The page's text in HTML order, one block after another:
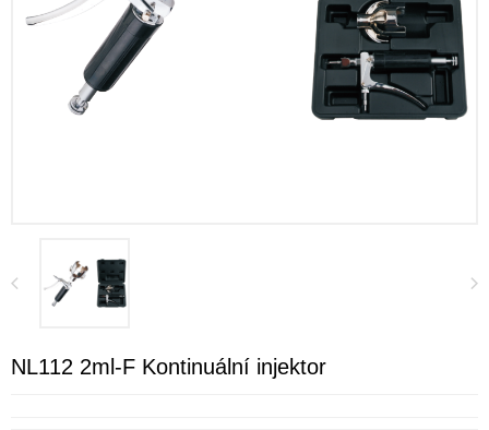
NL112 2ml-F Kontinuální injektor